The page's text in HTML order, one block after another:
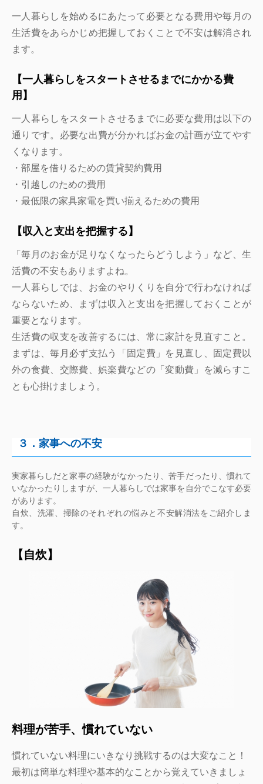
一人暮らしを始めるにあたって必要となる費用や毎月の
生活費をあらかじめ把握しておくことで不安は解消され
ます。
【一人暮らしをスタートさせるまでにかかる費
用】
一人暮らしをスタートさせるまでに必要な費用は以下の
通りです。必要な出費が分かればお金の計画が立てやす
くなります。
・部屋を借りるための賃貸契約費用
・引越しのための費用
・最低限の家具家電を買い揃えるための費用
【収入と支出を把握する】
「毎月のお金が足りなくなったらどうしよう」など、生
活費の不安もありますよね。
一人暮らしでは、お金のやりくりを自分で行わなければ
ならないため、まずは収入と支出を把握しておくことが
重要となります。
生活費の収支を改善するには、常に家計を見直すこと。
まずは、毎月必ず支払う「固定費」を見直し、固定費以
外の食費、交際費、娯楽費などの「変動費」を減らすこ
とも心掛けましょう。
３．家事への不安
実家暮らしだと家事の経験がなかったり、苦手だったり、慣れて
いなかったりしますが、一人暮らしでは家事を自分でこなす必要
があります。
自炊、洗濯、掃除のそれぞれの悩みと不安解消法をご紹介しま
す。
【自炊】
料理が苦手、慣れていない
慣れていない料理にいきなり挑戦するのは大変なこと！
最初は簡単な料理や基本的なことから覚えていきましょ